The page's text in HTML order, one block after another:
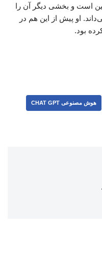
است و بخشی دیگر آن را
او پیش از این هم در
بود.
هوش مصنوعی CHAT GPT
.